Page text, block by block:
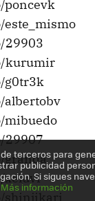
poncevk
29903
kurumir
g0tr3k
albertobv
mibuedo
29907
granda
xeluvi
shinjikari
terceros para
publicidad
Si sigues
Más información